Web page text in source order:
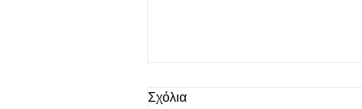
Σχόλια